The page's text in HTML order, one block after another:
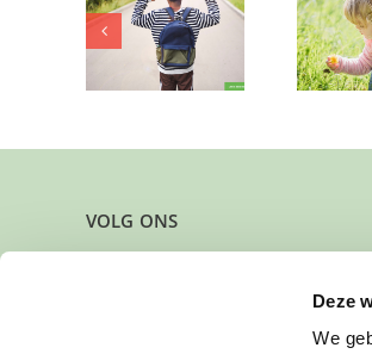
Deze
We
voor vrolijk
meisje (eens per
maand)
VOLG ONS